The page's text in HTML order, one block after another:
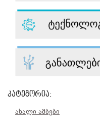
კატეგორია:
ახალი ამბები